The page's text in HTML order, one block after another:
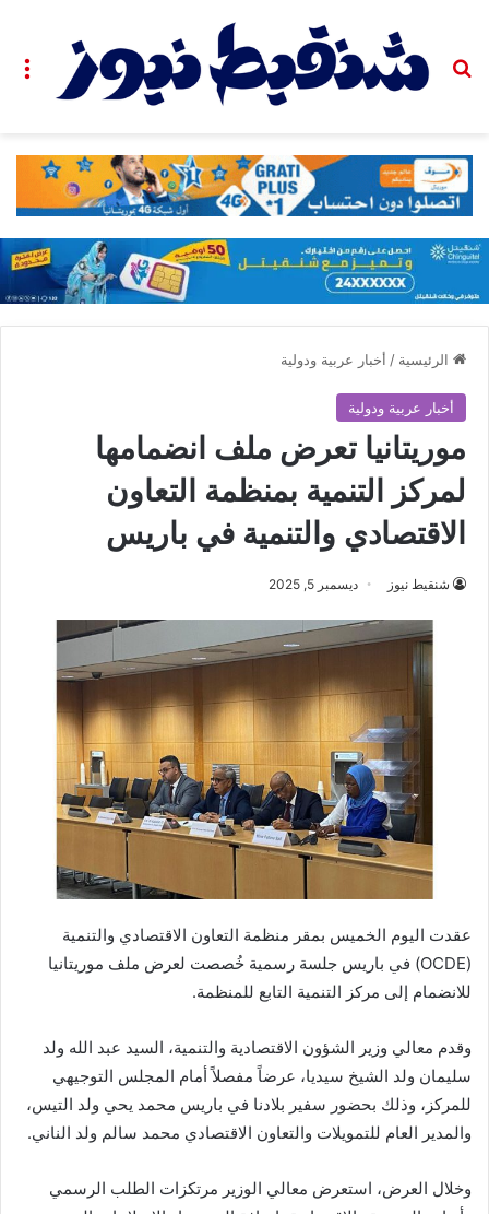
بحث عن
الرئيسية / أخبار عربية ودولية
أخبار عربية ودولية
موريتانيا تعرض ملف انضمامها
لمركز التنمية بمنظمة التعاون
الاقتصادي والتنمية في باريس
شنقيط نيوز ديسمبر 5, 2025
عقدت اليوم الخميس بمقر منظمة التعاون الاقتصادي والتنمية
(OCDE) في باريس جلسة رسمية خُصصت لعرض ملف موريتانيا
للانضمام إلى مركز التنمية التابع للمنظمة.
وقدم معالي وزير الشؤون الاقتصادية والتنمية، السيد عبد الله ولد
سليمان ولد الشيخ سيديا، عرضاً مفصلاً أمام المجلس التوجيهي
للمركز، وذلك بحضور سفير بلادنا في باريس محمد يحي ولد التيس،
والمدير العام للتمويلات والتعاون الاقتصادي محمد سالم ولد الناني.
وخلال العرض، استعرض معالي الوزير مرتكزات الطلب الرسمي